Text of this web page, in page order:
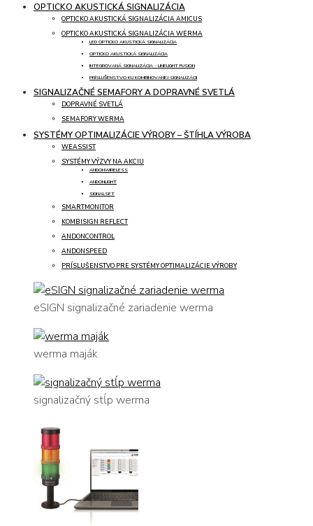
OPTICKO AKUSTICKÁ SIGNALIZÁCIA
OPTICKO AKUSTICKÁ SIGNALIZÁCIA AMICUS
OPTICKO AKUSTICKÁ SIGNALIZÁCIA WERMA
LED OPTICKO AKUSTICKÁ SIGNALIZÁCIA
OPTICKO AKUSTICKÁ SIGNALIZÁCIA
INTEGROVANÁ SIGNALIZÁCIA - LINELIGHT FUSION
PRÍSLUŠENSTVO KU KOMBINOVANEJ SIGNALIZÁCII
SIGNALIZAČNÉ SEMAFORY A DOPRAVNÉ SVETLÁ
DOPRAVNÉ SVETLÁ
SEMAFORY WERMA
SYSTÉMY OPTIMALIZÁCIE VÝROBY – ŠTÍHLA VÝROBA
WEASSIST
SYSTÉMY VÝZVY NA AKCIU
ANDONWIRELESS
ANDONLIGHT
SIGNALSET
SMARTMONITOR
KOMBISIGN REFLECT
ANDONCONTROL
ANDONSPEED
PRÍSLUŠENSTVO PRE SYSTÉMY OPTIMALIZÁCIE VÝROBY
eSIGN signalizačné zariadenie werma
werma maják
signalizačný stĺp werma